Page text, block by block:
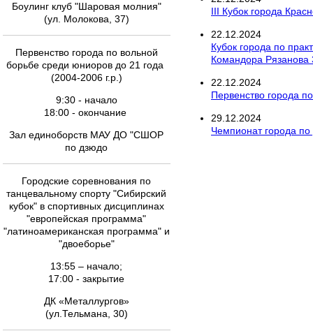
Боулинг клуб "Шаровая молния"
(ул. Молокова, 37)
Первенство города по вольной
борьбе среди юниоров до 21 года
(2004-2006 г.р.)
9:30 - начало
18:00 - окончание
Зал единоборств МАУ ДО "СШОР
по дзюдо
Городские соревнования по
танцевальному спорту "Сибирский
кубок" в спортивных дисциплинах
"европейская программа"
"латиноамериканская программа" и
"двоеборье"
13:55 – начало;
17:00 - закрытие
ДК «Металлургов»
(ул.Тельмана, 30)
III Кубок города
22.12.2024
Кубок города по
Командора Рязанова
22.12.2024
Первенство города
29.12.2024
Чемпионат города по